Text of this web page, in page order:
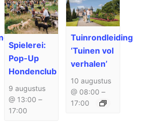
Spielerei:
Pop-Up
Hondenclub
9 augustus
@ 13:00 –
17:00
Tuinrondleiding
‘Tuinen vol
verhalen’
10 augustus
@ 08:00 –
17:00